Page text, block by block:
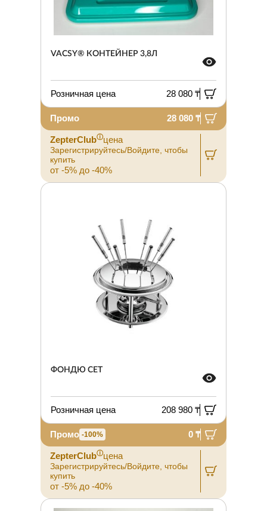
VACSY® КОНТЕЙНЕР 3,8Л
Розничная цена 28 080 ₸
Промо 28 080 ₸
ZepterClubⓘцена
Зарегистрируйтесь/Войдите, чтобы
купить
от -5% до -40%
ФОНДЮ СЕТ
Розничная цена 208 980 ₸
Промо -100% 0 ₸
ZepterClubⓘцена
Зарегистрируйтесь/Войдите, чтобы
купить
от -5% до -40%